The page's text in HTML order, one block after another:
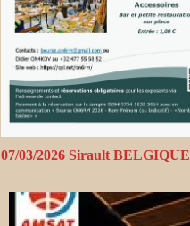
07/03/2026 Sirault BELGIQUE